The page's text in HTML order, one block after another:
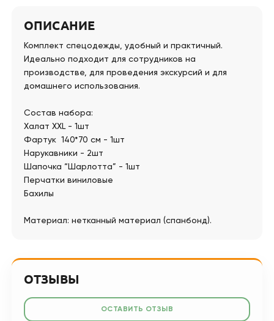
ОПИСАНИЕ
Комплект спецодежды, удобный и практичный.
Идеально подходит для сотрудников на
производстве, для проведения экскурсий и для
домашнего использования.
Состав набора:
Халат XXL - 1шт
Фартук 140*70 см - 1шт
Нарукавники - 2шт
Шапочка “Шарлотта” - 1шт
Перчатки виниловые
Бахилы
Материал: нетканный материал (спанбонд).
ОТЗЫВЫ
ОСТАВИТЬ ОТЗЫВ